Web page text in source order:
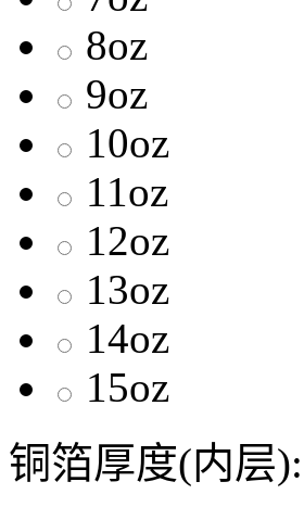
8oz
9oz
10oz
11oz
12oz
13oz
14oz
15oz
铜箔厚度(内层):